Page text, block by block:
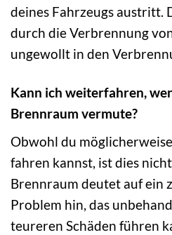
deines Fahrzeugs austritt.
durch die Verbrennung
ungewollt in den
Kann ich weiterfahren,
Brennraum vermute?
Obwohl du
fahren kannst, ist dies
Brennraum deutet auf ein
Problem hin, das
teureren Schäden führen